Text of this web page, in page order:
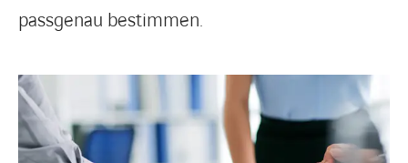
passgenau bestimmen.